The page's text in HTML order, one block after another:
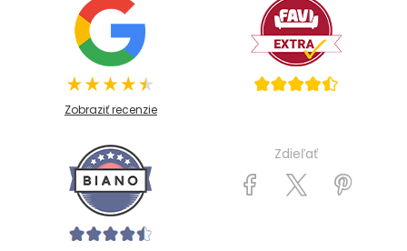
Zobraziť recenzie
Zdieľať